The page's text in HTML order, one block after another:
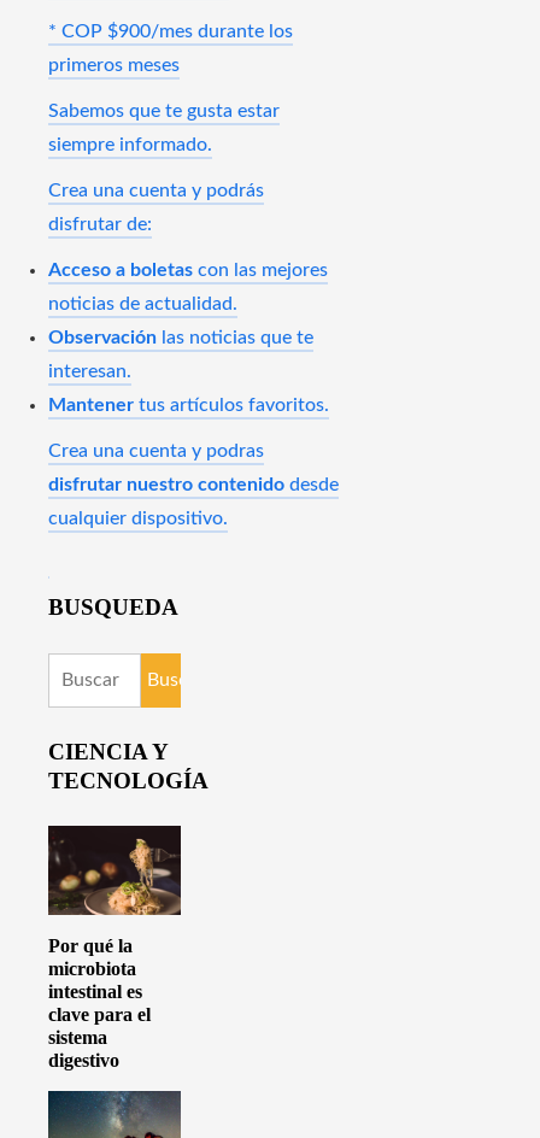
* COP $900/mes durante los
primeros meses
Sabemos que te gusta estar
siempre informado.
Crea una cuenta y podrás
disfrutar de:
Acceso a boletas con las mejores
noticias de actualidad.
Observación las noticias que te
interesan.
Mantener tus artículos favoritos.
Crea una cuenta y podras
disfrutar nuestro contenido desde
cualquier dispositivo.
BUSQUEDA
Buscar:
CIENCIA Y
TECNOLOGÍA
Por qué la
microbiota
intestinal es
clave para el
sistema
digestivo